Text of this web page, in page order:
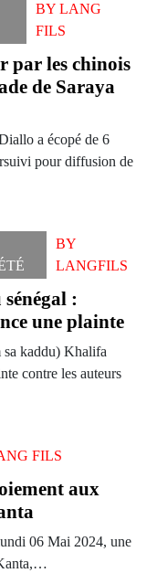
BYLANG
FILS
par les chinois
de Saraya
a écopé de 6
pour diffusion de
BY
LANGFILS
:
une plainte
sa kaddu) Khalifa
contre les auteurs
FILS
aux
06 Mai 2024, une